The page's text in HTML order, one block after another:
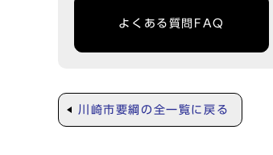
よくある質問FAQ
川崎市要綱の全一覧に戻る